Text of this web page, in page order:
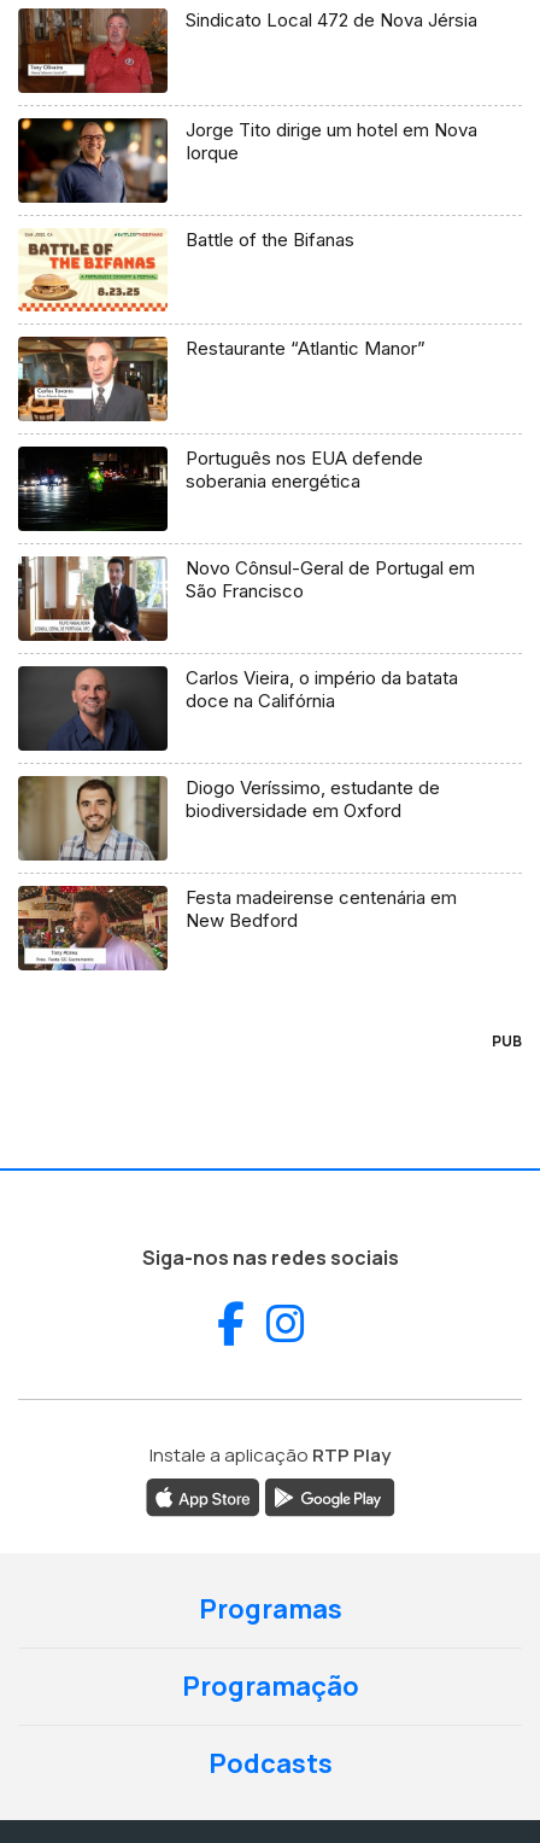
Sindicato Local 472 de Nova Jérsia
Jorge Tito dirige um hotel em Nova
Iorque
Battle of the Bifanas
Restaurante “Atlantic Manor”
Português nos EUA defende
soberania energética
Novo Cônsul-Geral de Portugal em
São Francisco
Carlos Vieira, o império da batata
doce na Califórnia
Diogo Veríssimo, estudante de
biodiversidade em Oxford
Festa madeirense centenária em
New Bedford
PUB
Siga-nos nas redes sociais
Facebook
Instale a aplicação RTP Play
Programas
Programação
Podcasts